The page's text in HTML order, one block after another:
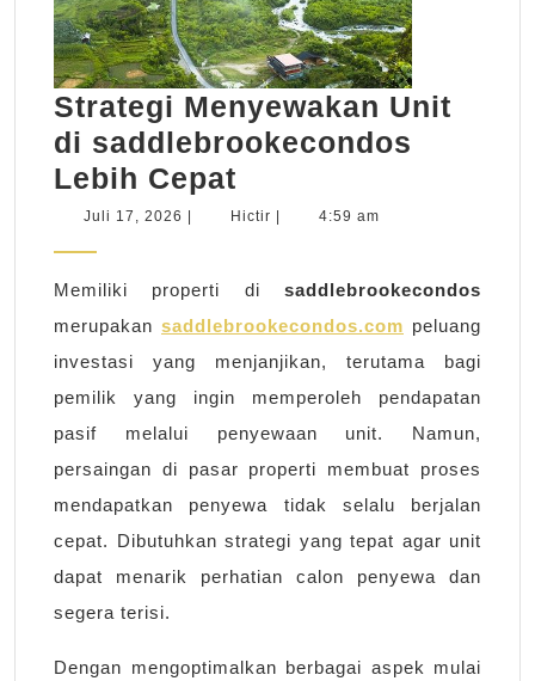
Strategi Menyewakan Unit
di saddlebrookecondos
Lebih Cepat
Menyewakan
di
Lebih
Cepat
Juli 17, 2026 Juli
Hictir Hictir 4:59 am
Memiliki properti di saddlebrookecondos
merupakan saddlebrookecondos.com peluang
investasi yang menjanjikan, terutama bagi
pemilik yang ingin memperoleh pendapatan
pasif melalui penyewaan unit. Namun,
persaingan di pasar properti membuat proses
mendapatkan penyewa tidak selalu berjalan
cepat. Dibutuhkan strategi yang tepat agar unit
dapat menarik perhatian calon penyewa dan
segera terisi.
Dengan mengoptimalkan berbagai aspek mulai